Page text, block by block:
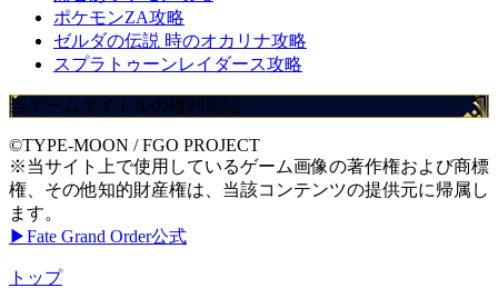
ポケモンZA攻略
ゼルダの伝説 時のオカリナ攻略
スプラトゥーンレイダース攻略
当ゲームタイトルの権利表記
©TYPE-MOON / FGO PROJECT
※当サイト上で使用しているゲーム画像の著作権および商標
権、その他知的財産権は、当該コンテンツの提供元に帰属し
ます。
▶Fate Grand Order公式
トップ